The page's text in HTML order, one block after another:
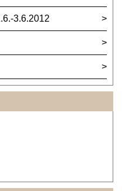
3.6.2012